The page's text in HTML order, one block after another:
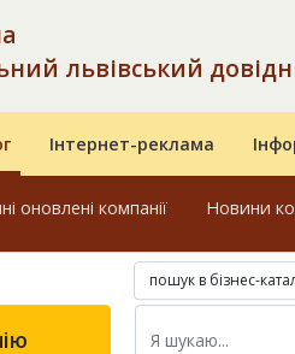
львівський
Інтернет-реклама
оновлені компанії Новини
пошук в бізнес-